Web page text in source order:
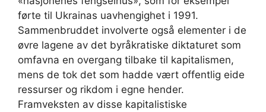
førte til Ukrainas uavhengighet i 1991.
Sammenbruddet involverte også elementer i de
øvre lagene av det byråkratiske diktaturet som
omfavna en overgang tilbake til kapitalismen,
mens de tok det som hadde vært offentlig eide
ressurser og rikdom i egne hender.
Framveksten av disse kapitalistiske